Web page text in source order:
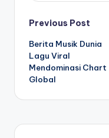
Post
Previous Post
Berita Musik Dunia
Lagu Viral
Mendominasi Chart
Global